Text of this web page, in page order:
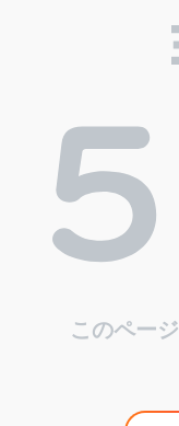
このペー